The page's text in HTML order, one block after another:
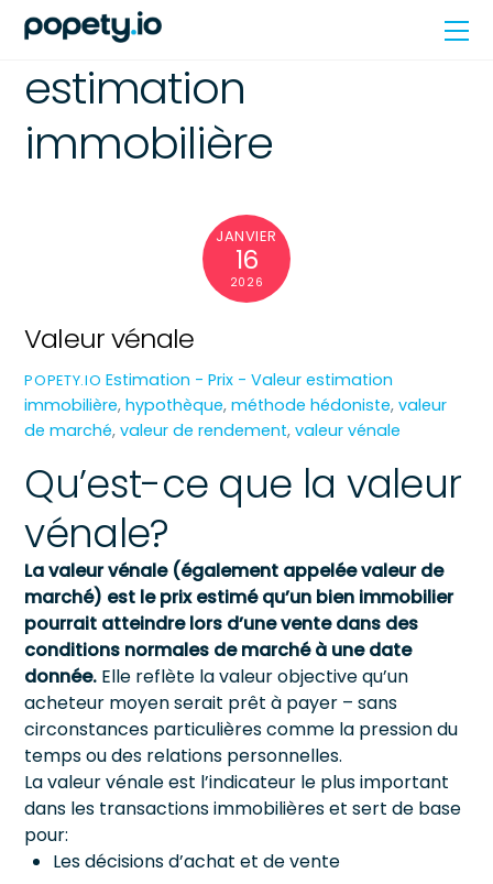
Skip
estimation
immobilière
JANVIER
16
2026
Valeur vénale
POPETY.IO Estimation - Prix - Valeur estimation
immobilière,hypothèque,méthode hédoniste,valeur
de marché,valeur de rendement,valeur vénale
Qu’est-ce que la valeur
vénale?
La valeur vénale (également appelée valeur de
marché) est le prix estimé qu’un bien immobilier
pourrait atteindre lors d’une vente dans des
conditions normales de marché à une date
donnée. Elle reflète la valeur objective qu’un
acheteur moyen serait prêt à payer – sans
circonstances particulières comme la pression du
temps ou des relations personnelles.
La valeur vénale est l’indicateur le plus important
dans les transactions immobilières et sert de base
pour:
Les décisions d’achat et de vente